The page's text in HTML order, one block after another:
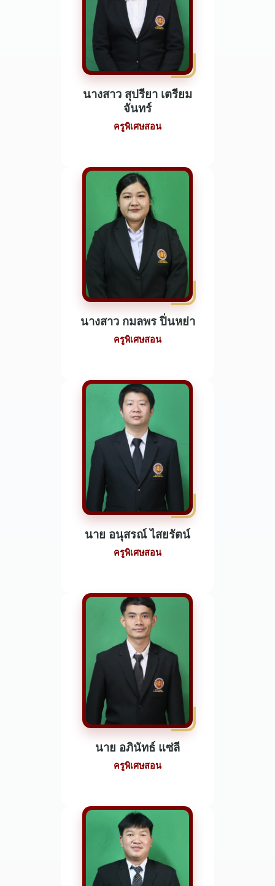
นางสาว สุปรียา เตรียม
จันทร์
ครูพิเศษสอน
นางสาว กมลพร ปิ่นหย่า
ครูพิเศษสอน
นาย อนุสรณ์ ไสยรัตน์
ครูพิเศษสอน
นาย อภินัทธ์ แซ่ลี
ครูพิเศษสอน